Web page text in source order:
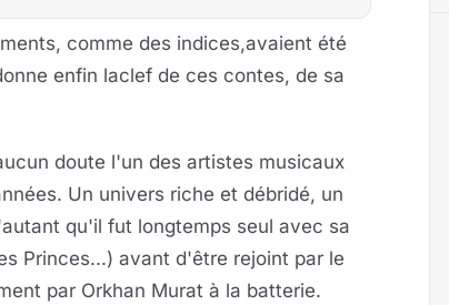
comme des indices,avaient été
enfin laclef de ces contes, de sa
doute l'un des artistes musicaux
Un univers riche et débridé, un
qu'il fut longtemps seul avec sa
Princes...) avant d'être rejoint par le
par Orkhan Murat à la batterie.